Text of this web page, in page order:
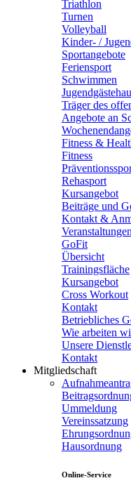
Triathlon
Turnen
Volleyball
Kinder- /
Sportangebote
Feriensport
Schwimmen
Träger des
Angebote an
Fitness &
Fitness
Rehasport
Kursangebot
Beiträge und
Kontakt &
Veranstaltungen
GoFit
Übersicht
Trainingsfläche
Kursangebot
Cross Workout
Kontakt
Betriebliches
Wie arbeiten
Unsere
Kontakt
Mitgliedschaft
Ummeldung
Vereinssatzung
Hausordnung
Online-Service